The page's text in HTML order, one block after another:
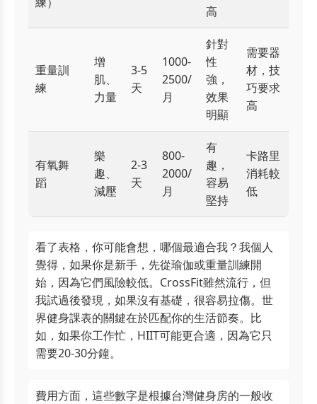
高
重量訓
練
增
肌、
力量
3-5
天
1000-
2500/
月
針對
性
強，
效果
明顯
需要器
材，技
巧要求
高
有氧舞
蹈
樂
趣、
減壓
2-3
天
800-
2000/
月
有
趣，
容易
堅持
卡路里
消耗較
低
看了表格，你可能會想，哪個最適合我？我個人
覺得，如果你是新手，先從瑜伽或重量訓練開
始，因為它們風險較低。CrossFit雖然流行，但
我試過後發現，如果沒有基礎，很容易拉傷。世
界健身課表的關鍵在於匹配你的生活節奏。比
如，如果你工作忙，HIIT可能更合適，因為它只
需要20-30分鐘。
費用方面，這些數字是根據台灣健身房的一般收